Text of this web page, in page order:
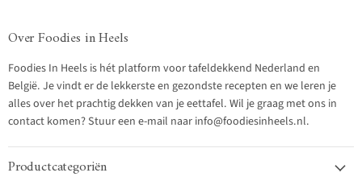
Over Foodies in Heels
Foodies In Heels is hét platform voor tafeldekkend Nederland en
België. Je vindt er de lekkerste en gezondste recepten en we leren je
alles over het prachtig dekken van je eettafel. Wil je graag met ons in
contact komen? Stuur een e-mail naar info@foodiesinheels.nl.
Productcategoriën